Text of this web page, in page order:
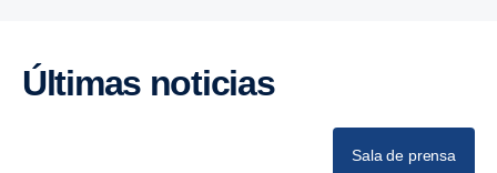
Últimas noticias
Sala de prensa